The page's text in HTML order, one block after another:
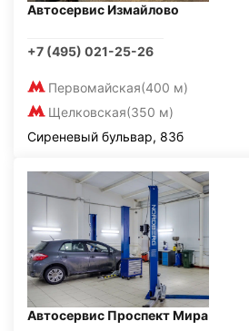
Автосервис Измайлово
+7 (495) 021-25-26
Первомайская(400 м)
Щелковская(350 м)
Сиреневый бульвар, 83б
Автосервис Проспект Мира